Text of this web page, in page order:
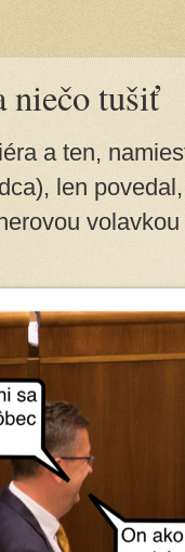
niečo tušiť
a ten,
len